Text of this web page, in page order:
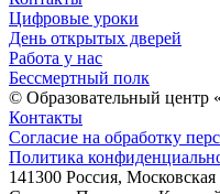
Цифровые уроки
День открытых дверей
Работа у нас
Бессмертный полк
© Образовательный
Контакты
Согласие на обработку
Политика
141300 Россия, Московская